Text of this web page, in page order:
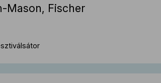
Mason, Fischer